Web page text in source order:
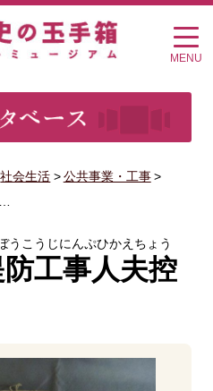
MENU
社会生活 > 公共事業・工事 >
うこうじにんぷひかえちょう
工事人夫控